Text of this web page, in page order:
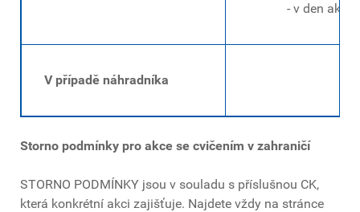
- v den akce
V případě náhradníka
Storno podmínky pro akce se cvičením v zahraničí
STORNO PODMÍNKY jsou v souladu s příslušnou CK,
která konkrétní akci zajišťuje. Najdete vždy na stránce